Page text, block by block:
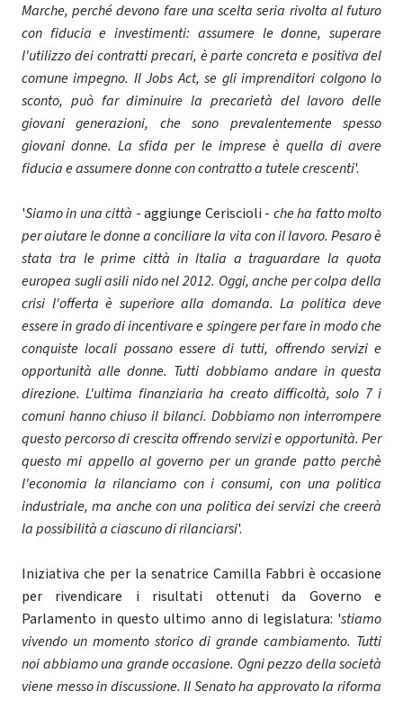
Marche, perché devono fare una scelta seria rivolta al futuro
con fiducia e investimenti: assumere le donne, superare
l'utilizzo dei contratti precari, è parte concreta e positiva del
comune impegno. Il Jobs Act, se gli imprenditori colgono lo
sconto, può far diminuire la precarietà del lavoro delle
giovani generazioni, che sono prevalentemente spesso
giovani donne. La sfida per le imprese è quella di avere
fiducia e assumere donne con contratto a tutele crescenti'.
'Siamo in una città - aggiunge Ceriscioli - che ha fatto molto
per aiutare le donne a conciliare la vita con il lavoro. Pesaro è
stata tra le prime città in Italia a traguardare la quota
europea sugli asili nido nel 2012. Oggi, anche per colpa della
crisi l'offerta è superiore alla domanda. La politica deve
essere in grado di incentivare e spingere per fare in modo che
conquiste locali possano essere di tutti, offrendo servizi e
opportunità alle donne. Tutti dobbiamo andare in questa
direzione. L'ultima finanziaria ha creato difficoltà, solo 7 i
comuni hanno chiuso il bilanci. Dobbiamo non interrompere
questo percorso di crescita offrendo servizi e opportunità. Per
questo mi appello al governo per un grande patto perchè
l'economia la rilanciamo con i consumi, con una politica
industriale, ma anche con una politica dei servizi che creerà
la possibilità a ciascuno di rilanciarsi'.
Iniziativa che per la senatrice Camilla Fabbri è occasione
per rivendicare i risultati ottenuti da Governo e
Parlamento in questo ultimo anno di legislatura: 'stiamo
vivendo un momento storico di grande cambiamento. Tutti
noi abbiamo una grande occasione. Ogni pezzo della società
viene messo in discussione. Il Senato ha approvato la riforma